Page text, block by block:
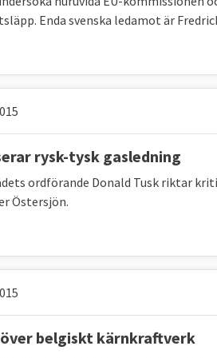
på länkarna i tabellen för att se
som förbrukas i ett EU-land,
framgår vilka som
Minst energi per person i EU
4. Energianvändning per capita
Enda svenska ledamot är
rysk-tysk gasledning
ordförande Donald Tusk riktar
Östersjön.
belgiskt kärnkraftverk